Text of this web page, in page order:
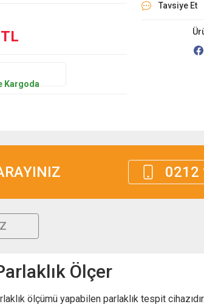
Kargoda
Tavsiye Et
0212
Ölçer
ölçümü yapabilen parlaklık tespit